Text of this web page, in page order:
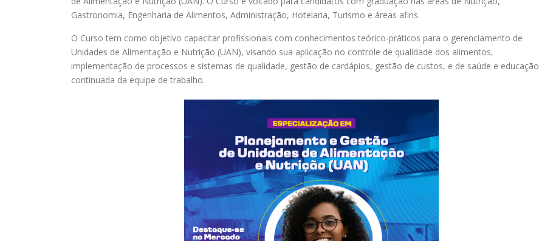
Gastronomia, Engenharia de Alimentos, Administração, Hotelaria, Turismo e áreas afins.
O Curso tem como objetivo capacitar profissionais com conhecimentos teórico-práticos para o gerenciamento de
Unidades de Alimentação e Nutrição (UAN), visando sua aplicação no controle de qualidade dos alimentos,
implementação de processos e sistemas de qualidade, gestão de cardápios, gestão de custos, e de saúde e educação
continuada da equipe de trabalho.